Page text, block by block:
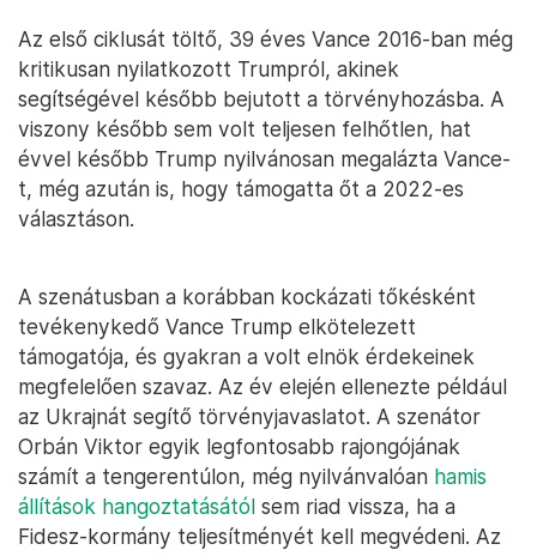
Az első ciklusát töltő, 39 éves Vance 2016-ban még
kritikusan nyilatkozott Trumpról, akinek
segítségével később bejutott a törvényhozásba. A
viszony később sem volt teljesen felhőtlen, hat
évvel később Trump nyilvánosan megalázta Vance-
t, még azután is, hogy támogatta őt a 2022-es
választáson.
A szenátusban a korábban kockázati tőkésként
tevékenykedő Vance Trump elkötelezett
támogatója, és gyakran a volt elnök érdekeinek
megfelelően szavaz. Az év elején ellenezte például
az Ukrajnát segítő törvényjavaslatot. A szenátor
Orbán Viktor egyik legfontosabb rajongójának
számít a tengerentúlon, még nyilvánvalóan hamis
állítások hangoztatásától sem riad vissza, ha a
Fidesz-kormány teljesítményét kell megvédeni. Az